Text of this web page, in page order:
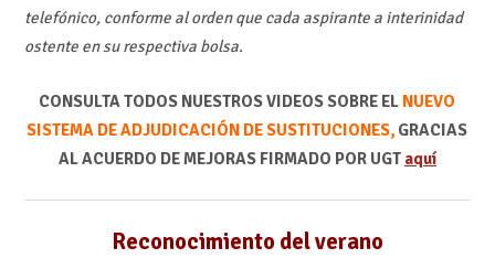
telefónico, conforme al orden que cada aspirante a interinidad
ostente en su respectiva bolsa.
CONSULTA TODOS NUESTROS VIDEOS SOBRE EL NUEVO
SISTEMA DE ADJUDICACIÓN DE SUSTITUCIONES, GRACIAS
AL ACUERDO DE MEJORAS FIRMADO POR UGT aquí
Reconocimiento del verano